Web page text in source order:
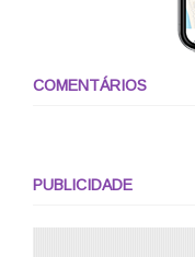
COMENTÁRIOS
PUBLICIDADE